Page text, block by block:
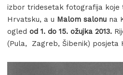
izbor tridesetak fotografija koje
Hrvatsku, a u Malom salonu na
ogled od 1. do 15. ožujka 2013.
(Pula, Zagreb, Šibenik) posjeta